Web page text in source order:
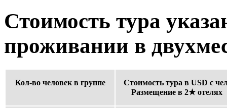
Стоимость тура
проживании в
Кол-во человек в группе
Стоимость тура в USD с
Размещение в 2★ отелях